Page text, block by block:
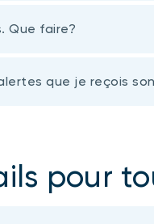
Que faire?
que je reçois
pour